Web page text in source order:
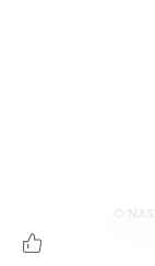
O NAS